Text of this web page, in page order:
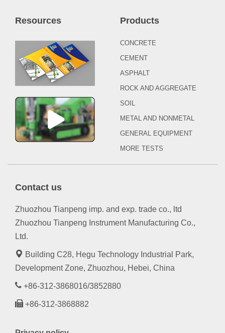
Resources Products
CONCRETE
CEMENT
ASPHALT
ROCK AND AGGREGATE
SOIL
METAL AND NONMETAL
GENERAL EQUIPMENT
MORE TESTS
Contact us
Zhuozhou Tianpeng imp. and exp. trade co., ltd
Zhuozhou Tianpeng Instrument Manufacturing Co.,
Ltd.
Building C28, Hegu Technology Industrial Park,
Development Zone, Zhuozhou, Hebei, China
+86-312-3868016/3852880
+86-312-3868882